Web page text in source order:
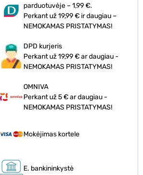
parduotuvėje – 1,99 €.
Perkant už 19,99 € ir daugiau –
NEMOKAMAS PRISTATYMAS!
DPD kurjeris
Perkant už 19,99 € ar daugiau -
NEMOKAMAS PRISTATYMAS!
OMNIVA
Perkant už 5 € ar daugiau -
NEMOKAMAS PRISTATYMAS!
Mokėjimas kortele
E. bankininkystė